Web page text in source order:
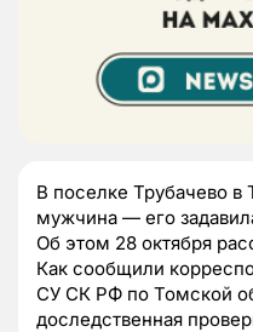
В поселке Трубачево
мужчина — его
Об этом 28 октября
Как сообщили
СУ СК РФ по Томской
доследственная